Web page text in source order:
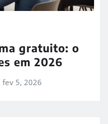
gratuito: o
em 2026
fev 5, 2026